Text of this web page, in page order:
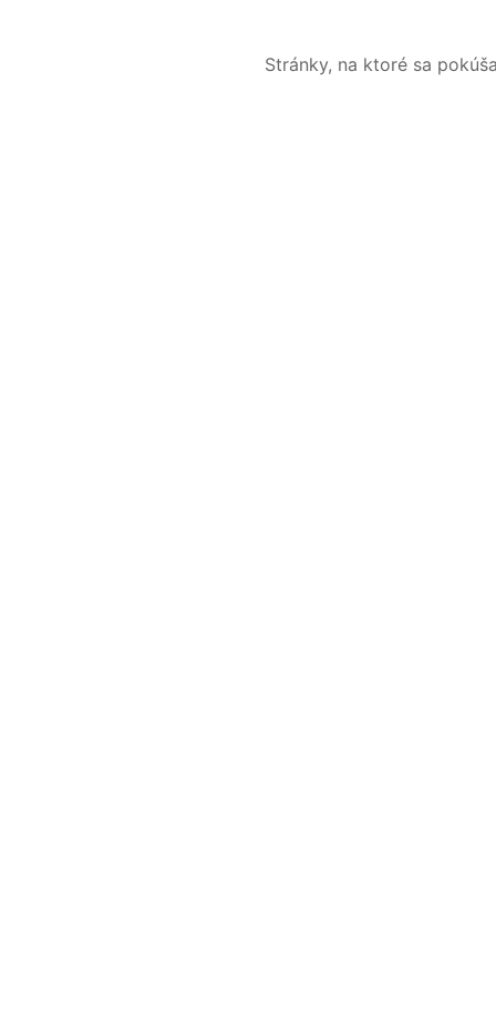
Stránky, na ktoré sa